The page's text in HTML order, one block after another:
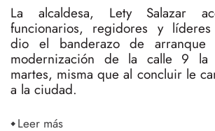
La alcaldesa, Lety Salazar
funcionarios, regidores y líderes
dio el banderazo de
modernización de la calle 9
martes, misma que al concluir le
a la ciudad.
Leer más